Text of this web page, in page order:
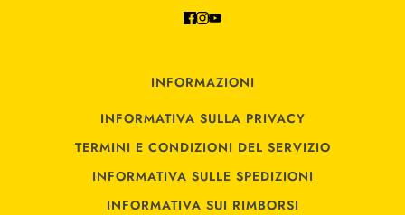
INFORMAZIONI
INFORMATIVA SULLA PRIVACY
TERMINI E CONDIZIONI DEL SERVIZIO
INFORMATIVA SULLE SPEDIZIONI
INFORMATIVA SUI RIMBORSI